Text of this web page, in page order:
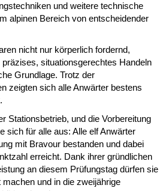
und weitere technische
alpinen Bereich von entscheidender
nicht nur körperlich fordernd,
situationsgerechtes Handeln
Grundlage. Trotz der
zeigten sich alle Anwärter bestens
Stationsbetrieb, und die Vorbereitung
sich für alle aus: Alle elf Anwärter
mit Bravour bestanden und dabei
erreicht. Dank ihrer gründlichen
an diesem Prüfungstag dürfen sie
und in die zweijährige